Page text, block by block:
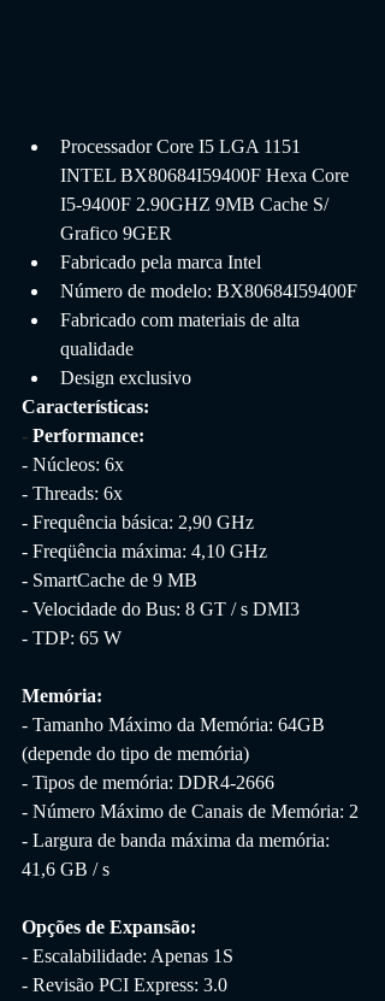
Processador Core I5 LGA 1151
INTEL BX80684I59400F Hexa Core
I5-9400F 2.90GHZ 9MB Cache S/
Grafico 9GER
Fabricado pela marca Intel
Número de modelo: BX80684I59400F
Fabricado com materiais de alta
qualidade
Design exclusivo
Características:
- Performance:
- Núcleos: 6x
- Threads: 6x
- Frequência básica: 2,90 GHz
- Freqüência máxima: 4,10 GHz
- SmartCache de 9 MB
- Velocidade do Bus: 8 GT / s DMI3
- TDP: 65 W
Memória:
- Tamanho Máximo da Memória: 64GB
(depende do tipo de memória)
- Tipos de memória: DDR4-2666
- Número Máximo de Canais de Memória: 2
- Largura de banda máxima da memória:
41,6 GB / s
Opções de Expansão:
- Escalabilidade: Apenas 1S
- Revisão PCI Express: 3.0